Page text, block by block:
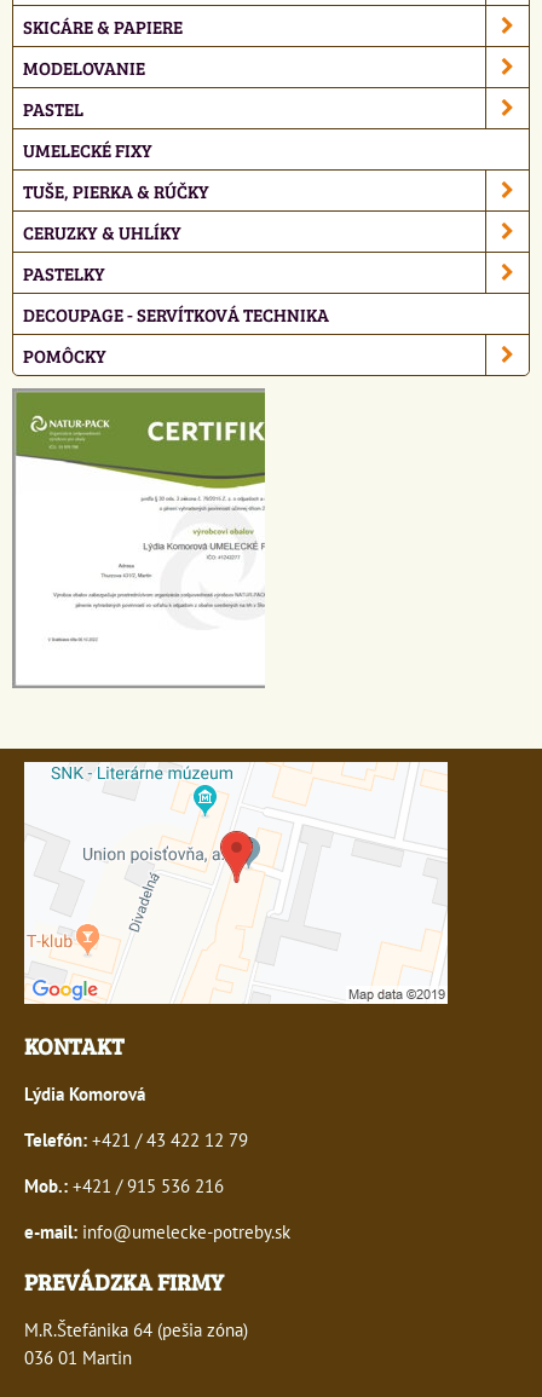
SKICÁRE & PAPIERE
MODELOVANIE
PASTEL
UMELECKÉ FIXY
TUŠE, PIERKA & RÚČKY
CERUZKY & UHLÍKY
PASTELKY
DECOUPAGE - SERVÍTKOVÁ TECHNIKA
POMÔCKY
KONTAKT
Lýdia Komorová
Telefón: +421 / 43 422 12 79
Mob.: +421 / 915 536 216
e-mail: info@umelecke-potreby.sk
PREVÁDZKA FIRMY
M.R.Štefánika 64 (pešia zóna)
036 01 Martin